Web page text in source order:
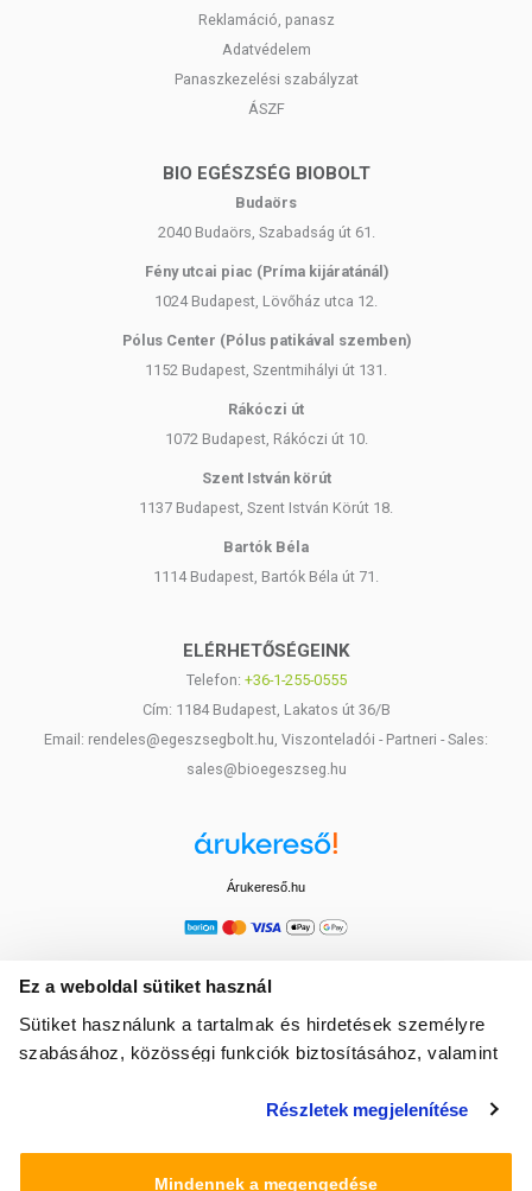
Ez a weboldal sütiket használ
Sütiket használunk a tartalmak és hirdetések személyre
szabásához, közösségi funkciók biztosításához, valamint
média-, hirdető- és elemező partnereinkkel megosztjuk az
Részletek megjelenítése
Mindennek a megengedése
Reklamáció, panasz
Adatvédelem
Panaszkezelési szabályzat
ÁSZF
BIO EGÉSZSÉG BIOBOLT
Budaörs
2040 Budaörs, Szabadság út 61.
Fény utcai piac (Príma kijáratánál)
1024 Budapest, Lövőház utca 12.
Pólus Center (Pólus patikával szemben)
1152 Budapest, Szentmihályi út 131.
Rákóczi út
1072 Budapest, Rákóczi út 10.
Szent István körút
1137 Budapest, Szent István Körút 18.
Bartók Béla
1114 Budapest, Bartók Béla út 71.
ELÉRHETŐSÉGEINK
Telefon: +36-1-255-0555
Cím: 1184 Budapest, Lakatos út 36/B
Email: rendeles@egeszsegbolt.hu, Viszonteladói - Partneri - Sales:
sales@bioegeszseg.hu
Árukereső.hu